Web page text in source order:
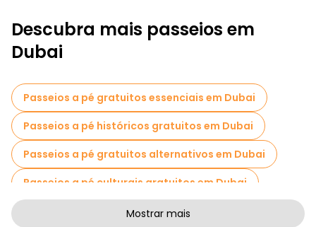
Descubra mais passeios em
Dubai
Passeios a pé gratuitos essenciais em Dubai
Passeios a pé históricos gratuitos em Dubai
Passeios a pé gratuitos alternativos em Dubai
Passeios a pé culturais gratuitos em Dubai
Passeios a pé gratuitos de arte em Dubai
Mostrar mais